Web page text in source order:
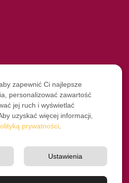
zapewnić Ci najlepsze
personalizować zawartość
jej ruch i wyświetlać
uzyskać więcej informacji,
prywatności
Ustawienia